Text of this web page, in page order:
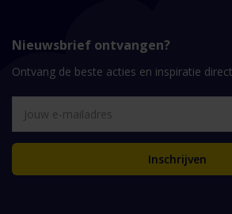
Nieuwsbrief ontvangen?
Ontvang de beste acties en inspiratie
Inschrijven